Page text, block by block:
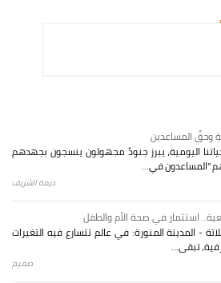
وحقِّ المساعدين
اليومية، يبرز جنودٌ مجهولون ينسجون بجهدهم
"المساعدون في...
ديمة الشريف
استثمار في صحة الأم والطفل
- المدينة المنورة: في عالم تتسارع فيه التغيرات
تبقى...
صميم